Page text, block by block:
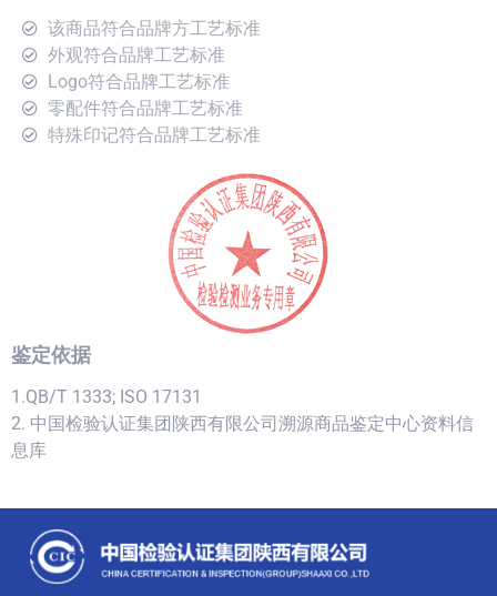
该商品符合品牌方工艺标准
外观符合品牌工艺标准
Logo符合品牌工艺标准
零配件符合品牌工艺标准
特殊印记符合品牌工艺标准
鉴定依据
1.QB/T 1333; ISO 17131
2. 中国检验认证集团陕西有限公司溯源商品鉴定中心资料信
息库